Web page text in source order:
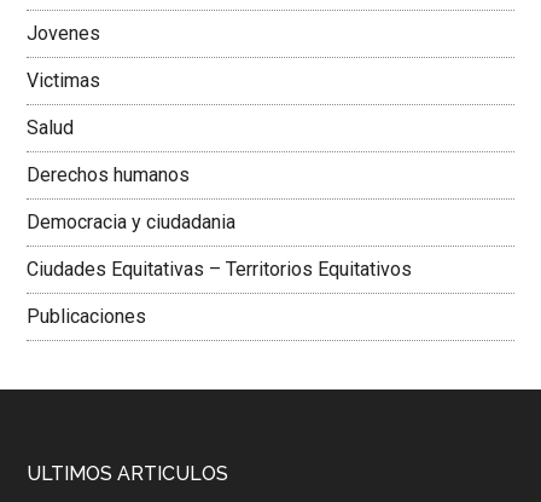
Jovenes
Victimas
Salud
Derechos humanos
Democracia y ciudadania
Ciudades Equitativas – Territorios Equitativos
Publicaciones
ULTIMOS ARTICULOS